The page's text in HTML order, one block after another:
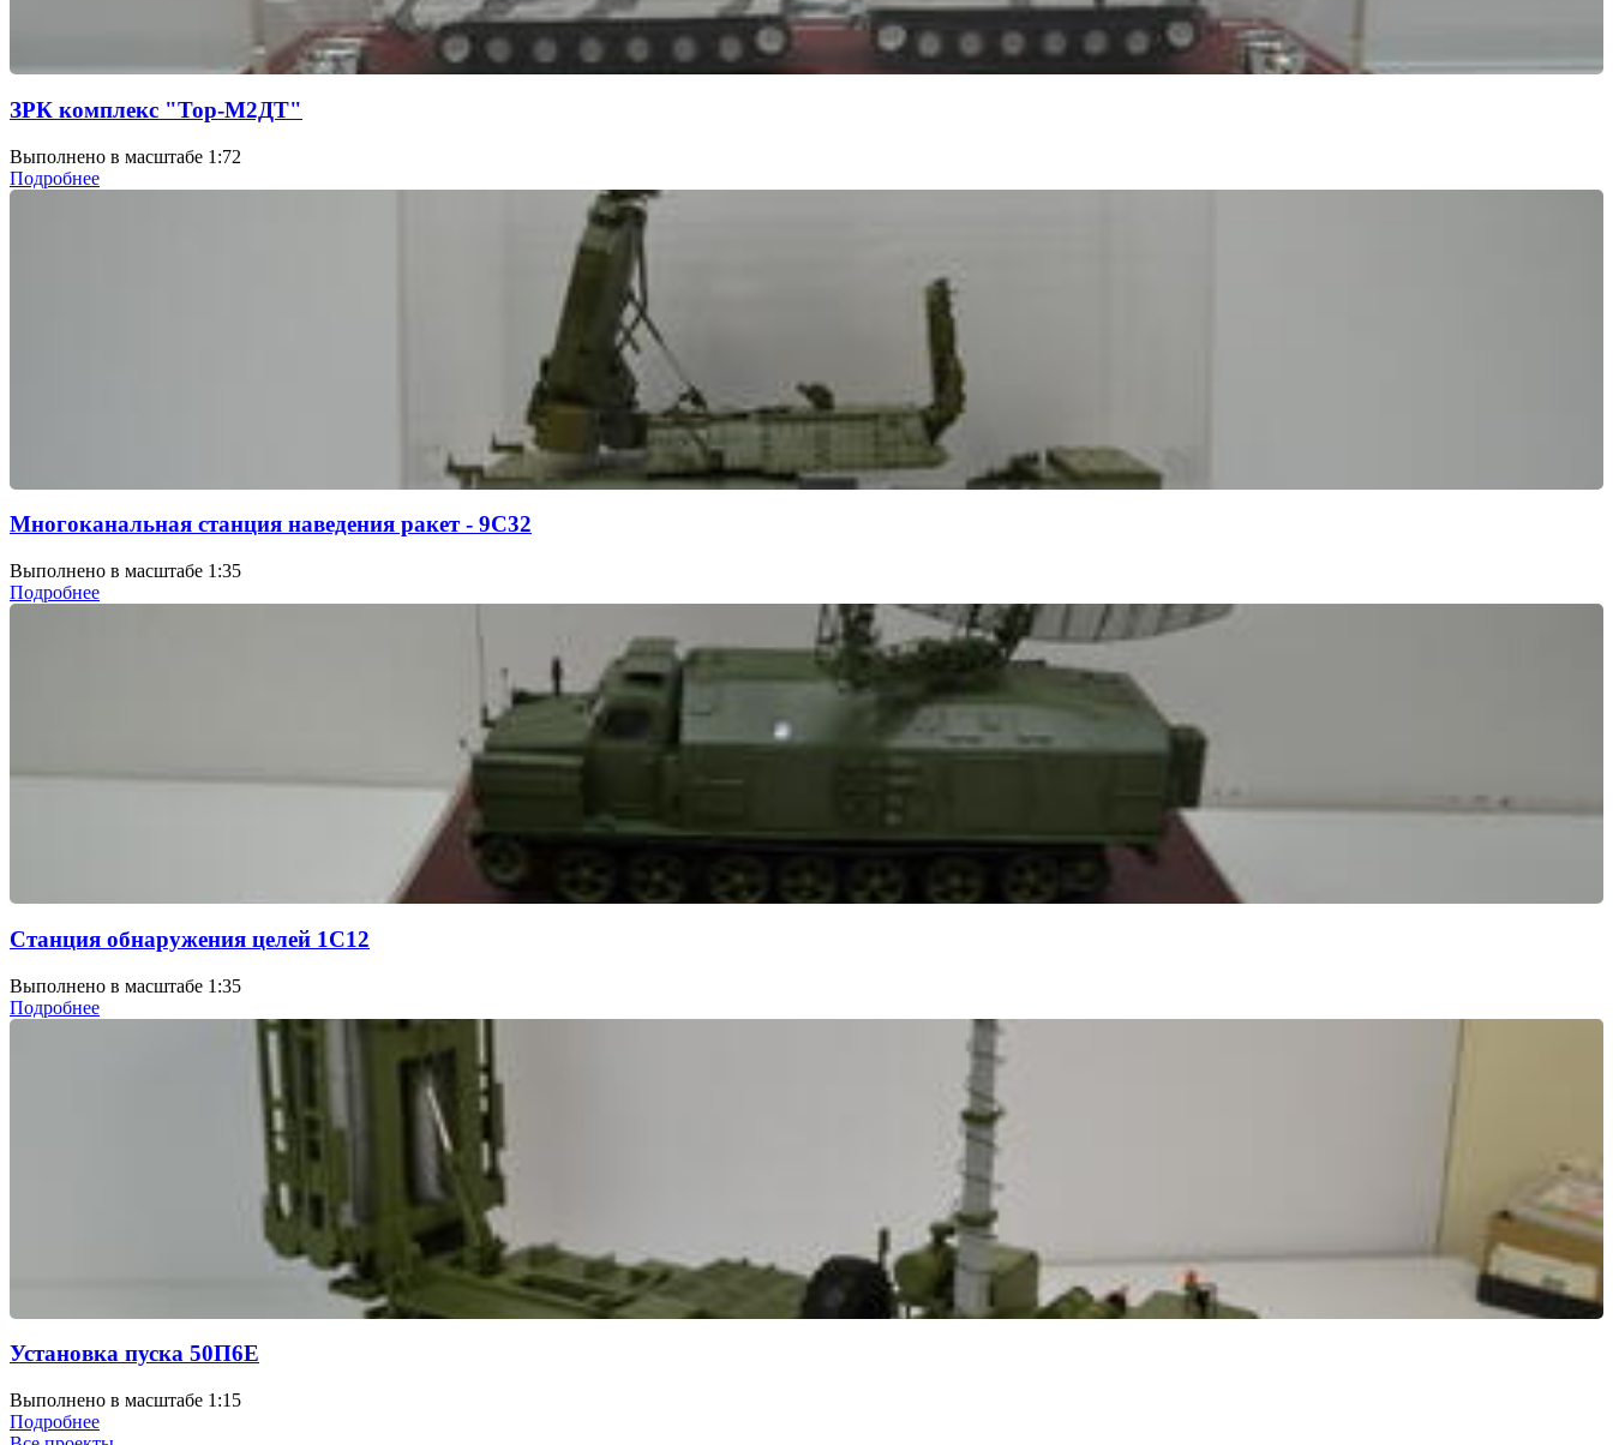
ЗРК комплекс "Тор-М2ДТ"
Выполнено в масштабе 1:72
Подробнее
Многоканальная станция наведения ракет - 9С32
Выполнено в масштабе 1:35
Подробнее
Станция обнаружения целей 1С12
Выполнено в масштабе 1:35
Подробнее
Установка пуска 50П6Е
Выполнено в масштабе 1:15
Подробнее